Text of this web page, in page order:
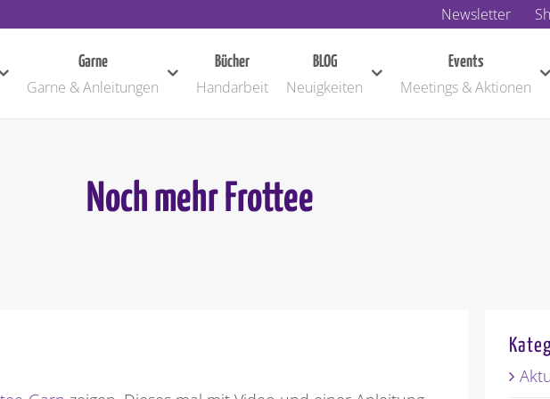
Newsletter
Garne
Garne & Anleitungen
Bücher
Handarbeit
BLOG
Neuigkeiten
Events
Meetings & Aktionen
Noch mehr Frottee